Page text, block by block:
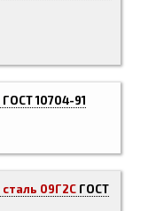
ГОСТ 10704-91
сталь 09Г2С ГОСТ